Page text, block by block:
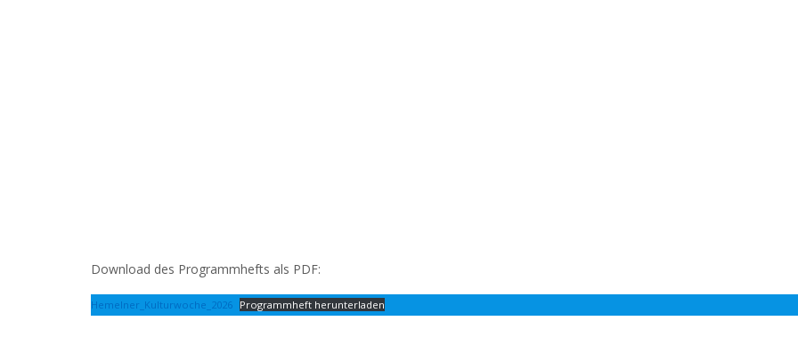
Download des Programmhefts als PDF:
Hemelner_Kulturwoche_2026 Programmheft herunterladen